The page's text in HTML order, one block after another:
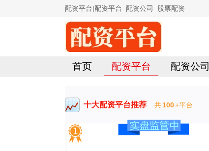
配资平台|配资平台_配资公司_股票配资
首页 配资平台 配资公司
十大配资平台推荐 共100+平台